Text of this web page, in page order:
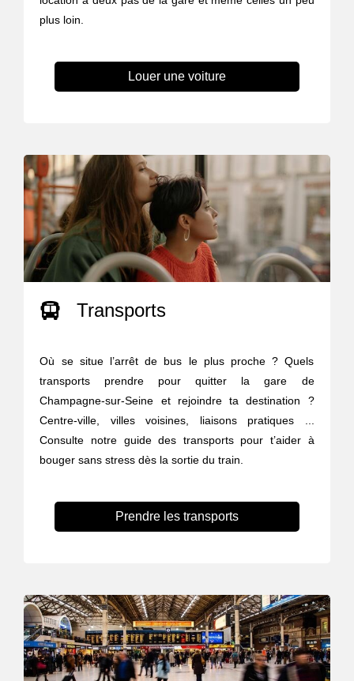
plus loin.
Louer une voiture
Transports
Où se situe l’arrêt de bus le plus proche ? Quels
transports prendre pour quitter la gare de
Champagne-sur-Seine et rejoindre ta destination ?
Centre-ville, villes voisines, liaisons pratiques ...
Consulte notre guide des transports pour t’aider à
bouger sans stress dès la sortie du train.
Prendre les transports